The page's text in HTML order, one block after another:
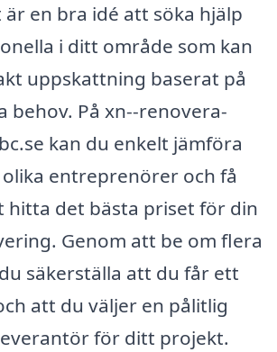
en bra idé att söka hjälp
i ditt område som kan
uppskattning baserat på
behov. På xn--renovera-
kan du enkelt jämföra
entreprenörer och få
hitta det bästa priset för din
Genom att be om flera
säkerställa att du får ett
att du väljer en pålitlig
för ditt projekt.